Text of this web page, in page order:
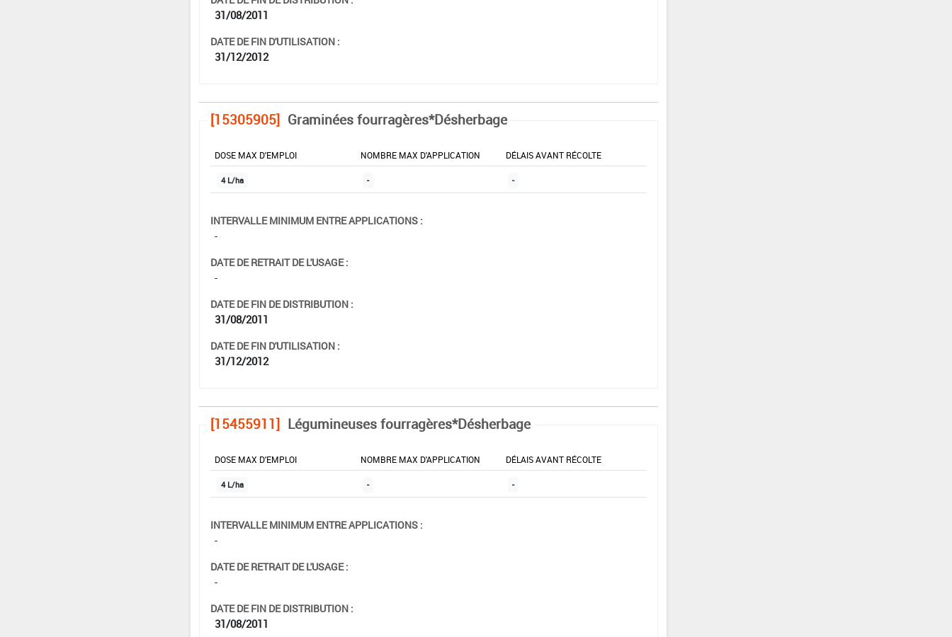
31/08/2011
DATE DE FIN D'UTILISATION :
31/12/2012
[15305905] Graminées fourragères*Désherbage
DOSE MAX D'EMPLOI NOMBRE MAX D'APPLICATION DÉLAIS AVANT RÉCOLTE
4 L/ha - -
INTERVALLE MINIMUM ENTRE APPLICATIONS :
-
DATE DE RETRAIT DE L'USAGE :
-
DATE DE FIN DE DISTRIBUTION :
31/08/2011
DATE DE FIN D'UTILISATION :
31/12/2012
[15455911] Légumineuses fourragères*Désherbage
DOSE MAX D'EMPLOI NOMBRE MAX D'APPLICATION DÉLAIS AVANT RÉCOLTE
4 L/ha - -
INTERVALLE MINIMUM ENTRE APPLICATIONS :
-
DATE DE RETRAIT DE L'USAGE :
-
DATE DE FIN DE DISTRIBUTION :
31/08/2011